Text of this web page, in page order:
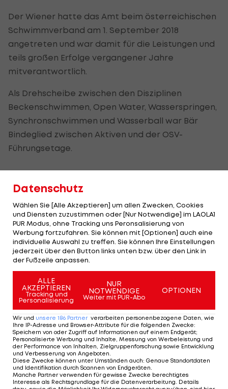
Der Wiener hatte das Amt beim österreichischen
Schwimmverband am 1. September 2018
angetreten und war damit für die Leistungen und
teils großen Erfolge vergangener Jahre
mitverantwortlich.
Als Drehscheibe zwischen den Disziplinen
Beckenschwimmen, Open Water, Wasserspringen,
Synchronschwimmen und Wasserball war Bär
Bindeglied zwischen Aktiven und der OSV-
Führungsetage.
"Walter hat den Sport zu 150 Prozent gelebt, wir
sind schockiert" sagte OSV-Präsident Arno Pajek.
"Unsere Gefühle sind bei der Familie. Schade, dass
solche Leute immer zu früh diese Welt verlassen."
OSV-Vizepräsident Jann Siefken sah Bär als
Herzstück des Verbandes: "Dieser Verlust ist
menschlich und sportlich nicht zu verkraften." OSV-
Finanzreferent bzw. Ex-OSV-Generalsekretär
Thomas Unger meinte: "Walter war der Motor des
österreichischen Schwimmsports. Er war nicht nur
Sportdirektor, er war Seelentröster, Motivator
und Visionär. Neben seiner Familie war der OSV
seine Lebensaufgabe."
Datenschutz
Wählen Sie [Alle Akzeptieren] um allen Zwecken, Cookies
und Diensten zuzustimmen oder [Nur Notwendige] im LAOLA1
PUR Modus, ohne Tracking uns Peronsalisierung von
Werbung fortzufahren. Sie können mit [Optionen] auch eine
individuelle Auswahl zu treffen. Sie können Ihre Einstellungen
jederzeit über den Button links unten bzw. über den Link in
der Fußzeile anpassen.
ALLE
AKZEPTIEREN
Tracking und
Personalisierung
NUR
NOTWENDIGE
Weiter mit PUR-Abo
OPTIONEN
Wir und unsere 186 Partner verarbeiten personenbezogene Daten, wie
Ihre IP-Adresse und Browser-Attribute für die folgenden Zwecke:
Speichern von oder Zugriff auf Informationen auf einem Endgerät;
Personalisierte Werbung und Inhalte, Messung von Werbeleistung und
der Performance von Inhalten, Zielgruppenforschung sowie Entwicklung
und Verbesserung von Angeboten
Diese Zwecke können unter Umständen auch: Genaue Standortdaten
und Identifikation durch Scannen von Endgeräten
Manche Partner verwenden für gewisse Zwecke berechtigtes
Interesse als Rechtsgrundlage für die Datenverarbeitung. Details